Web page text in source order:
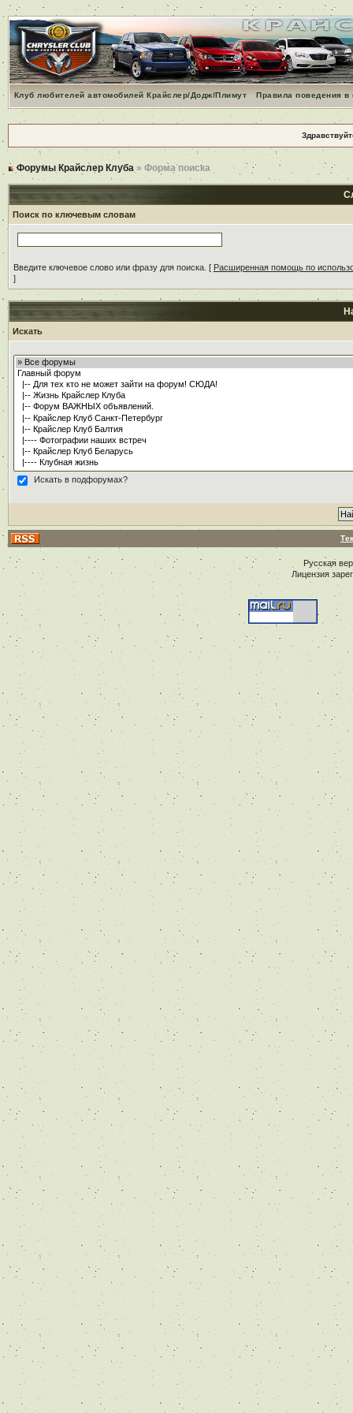
Клуб любителей автомобилей Крайслер/Додж/Плимут Правила поведения
Форумы Крайслер Клуба » Форма поиска
Поиск по ключевым словам
Введите ключевое слово или фразу для поиска. [ Расширенная помощь по
]
Искать
Искать в подфорумах?
Русская
Лицензия